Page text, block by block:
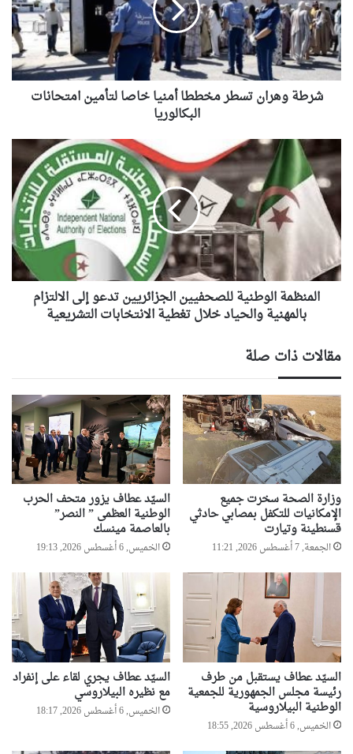
أمنيا
خاصا
لتأمين
امتحانات
البكالوريا
شرطة وهران تسطر مخططا أمنيا خاصا لتأمين امتحانات
البكالوريا
المنظمة
الوطنية
للصحفيين
الجزائريين
تدعو
إلى
الالتزام
بالمهنية
والحياد
التشريعية
المنظمة الوطنية للصحفيين الجزائريين تدعو إلى الالتزام
بالمهنية والحياد خلال تغطية الانتخابات التشريعية
مقالات ذات صلة
وزارة الصحة سخرت جميع
الإمكانيات للتكفل بمصابي حادثي
قسنطينة وتيارت
الجمعة, 7 أغسطس 2026, 11:21
السيّد عطاف يزور متحف الحرب
الوطنية العظمى ” النصر”
بالعاصمة مينسك
الخميس, 6 أغسطس 2026, 19:13
السيّد عطاف يستقبل من طرف
رئيسة مجلس الجمهورية للجمعية
الوطنية البيلاروسية
الخميس, 6 أغسطس 2026, 18:55
السيّد عطاف يجري لقاء على إنفراد
مع نظيره البيلاروسي
الخميس, 6 أغسطس 2026, 18:17